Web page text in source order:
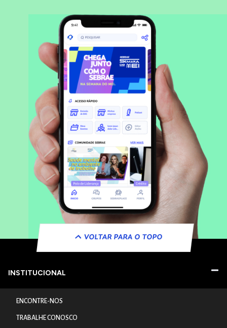
VOLTAR PARA O TOPO
INSTITUCIONAL
ENCONTRE-NOS
TRABALHE CONOSCO